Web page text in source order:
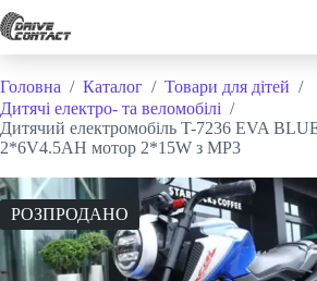
Перейти
до
Головна / Каталог / Товари для дітей /
Дитячі електро- та веломобілі /
Дитячий електромобіль T-7236 EVA
2*6V4.5AH мотор 2*15W з MP3
РОЗПРОДАНО